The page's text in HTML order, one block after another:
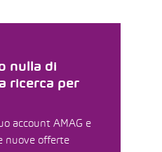
nulla di
ricerca per
account AMAG e
nuove offerte